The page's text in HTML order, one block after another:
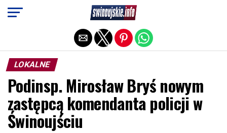
LOKALNE
Podinsp. Mirosław Bryś nowym
zastępcą komendanta policji w
Świnoujściu
Exit mobile version